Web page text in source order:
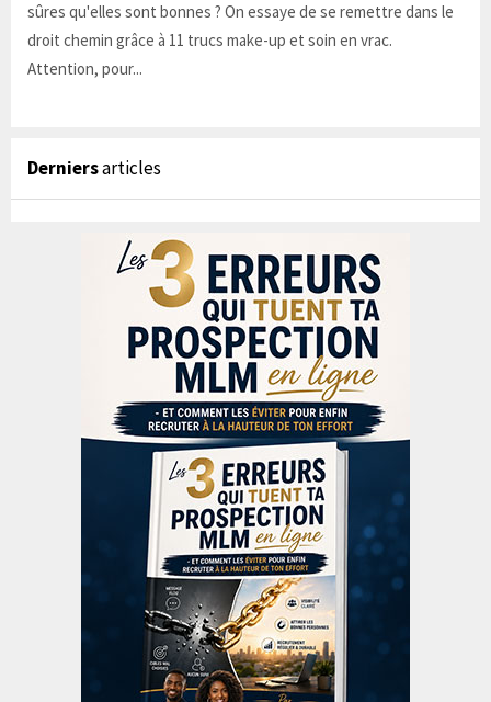
sûres qu'elles sont bonnes ? On essaye de se remettre dans le
droit chemin grâce à 11 trucs make-up et soin en vrac.
Attention, pour...
Derniersarticles